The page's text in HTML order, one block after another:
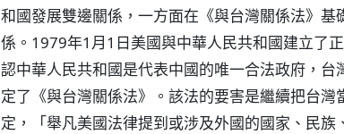
和國發展雙邊關係，一方面在《與台灣關係法》
係。1979年1月1日美國與中華人民共和國建立了
認中華人民共和國是代表中國的唯一合法政府，
定了《與台灣關係法》。該法的要害是繼續把台
定，「舉凡美國法律提到或涉及外國的國家、民